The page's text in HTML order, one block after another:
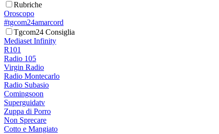
Rubriche
Oroscopo
#tgcom24amarcord
Tgcom24 Consiglia
Mediaset Infinity
R101
Radio 105
Virgin Radio
Radio Montecarlo
Radio Subasio
Comingsoon
Superguidatv
Zuppa di Porro
Non Sprecare
Cotto e Mangiato